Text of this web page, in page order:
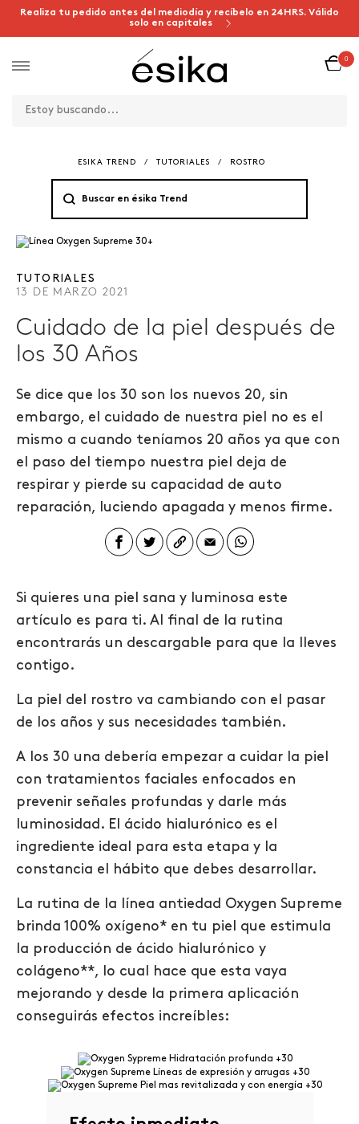
Realiza tu pedido antes del mediodía y recíbelo en 24HRS. Válido
solo en capitales
0
ESIKA TREND / TUTORIALES / ROSTRO
TUTORIALES
13 DE MARZO 2021
Cuidado de la piel después de
los 30 Años
Se dice que los 30 son los nuevos 20, sin
embargo, el cuidado de nuestra piel no es el
mismo a cuando teníamos 20 años ya que con
el paso del tiempo nuestra piel deja de
respirar y pierde su capacidad de auto
reparación, luciendo apagada y menos firme.
Si quieres una piel sana y luminosa este
artículo es para ti. Al final de la rutina
encontrarás un descargable para que la lleves
contigo.
La piel del rostro va cambiando con el pasar
de los años y sus necesidades también.
A los 30 una debería empezar a cuidar la piel
con tratamientos faciales enfocados en
prevenir señales profundas y darle más
luminosidad. El ácido hialurónico es el
ingrediente ideal para esta etapa y la
constancia el hábito que debes desarrollar.
La rutina de la línea antiedad Oxygen Supreme
brinda 100% oxígeno* en tu piel que estimula
la producción de ácido hialurónico y
colágeno**, lo cual hace que esta vaya
mejorando y desde la primera aplicación
conseguirás efectos increíbles: